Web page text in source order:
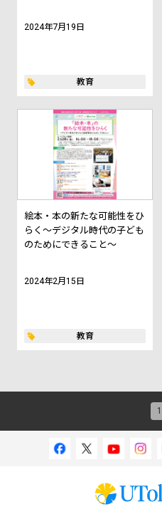
2024年7月19日
教育
絵本・本の新たな可能性をひ
らく～デジタル時代の子ども
のためにできること～
2024年2月15日
教育
1